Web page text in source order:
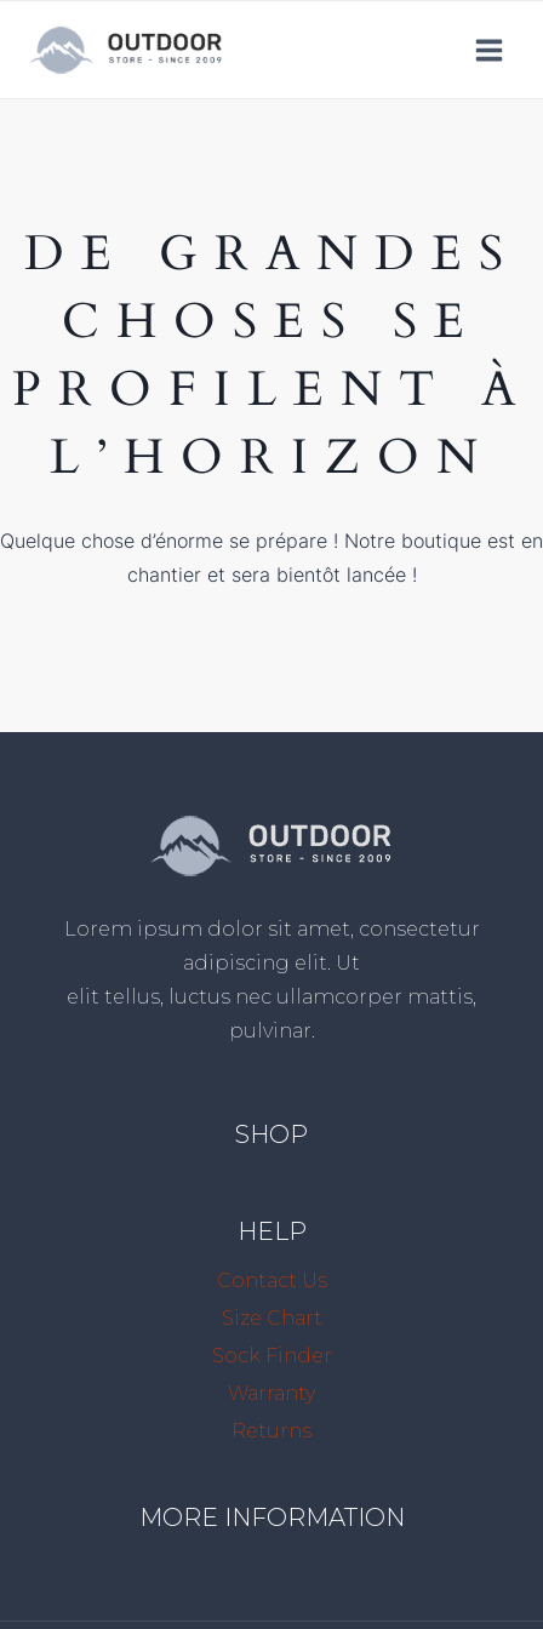
DE GRANDES
CHOSES SE
PROFILENT À
L’HORIZON
Quelque chose d’énorme se prépare ! Notre boutique est en
chantier et sera bientôt lancée !
Lorem ipsum dolor sit amet, consectetur
adipiscing elit. Ut
elit tellus, luctus nec ullamcorper mattis,
pulvinar.
SHOP
HELP
Contact Us
Size Chart
Sock Finder
Warranty
Returns
MORE INFORMATION